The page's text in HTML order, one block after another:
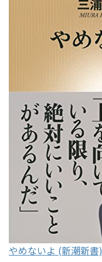
やめないよ (新潮新書)